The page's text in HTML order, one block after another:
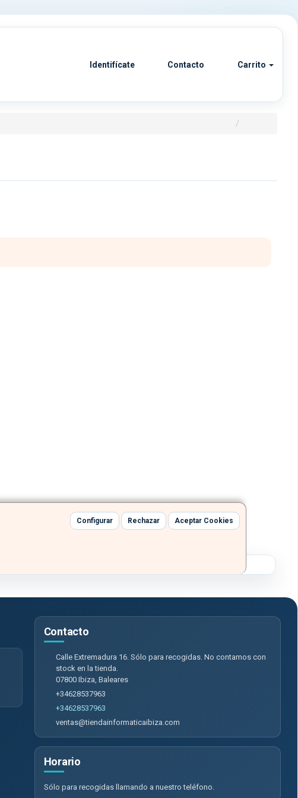
Identifícate Contacto Carrito
Configurar Rechazar Aceptar Cookies
Contacto
Calle Extremadura 16. Sólo para recogidas. No contamos con
stock en la tienda.
07800 Ibiza, Baleares
+34628537963
+34628537963
ventas@tiendainformaticaibiza.com
Horario
Sólo para recogidas llamando a nuestro teléfono.